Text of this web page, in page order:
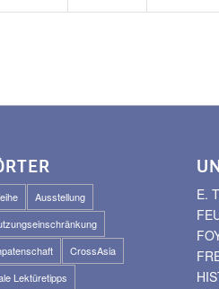
Ausstellung
CrossAsia
Lektüretipps
E.